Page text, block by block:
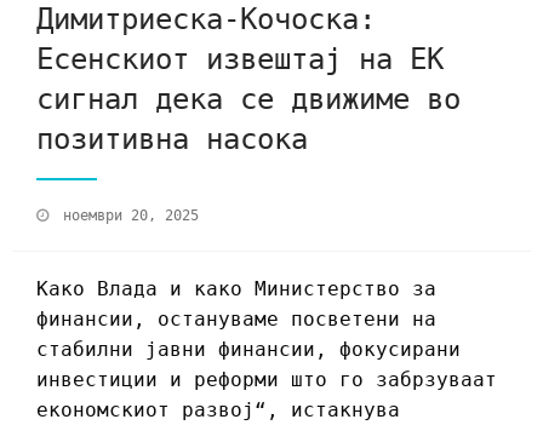
Димитриеска-Кочоска:
Есенскиот извештај на ЕК
сигнал дека се движиме во
позитивна насока
ноември 20, 2025
Како Влада и како Министерство за
финансии, остануваме посветени на
стабилни јавни финансии, фокусирани
инвестиции и реформи што го забрзуваат
економскиот развој“, истакнува